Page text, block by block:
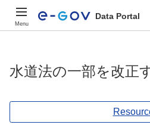
Menu
Data Portal
水道法の一部を改正